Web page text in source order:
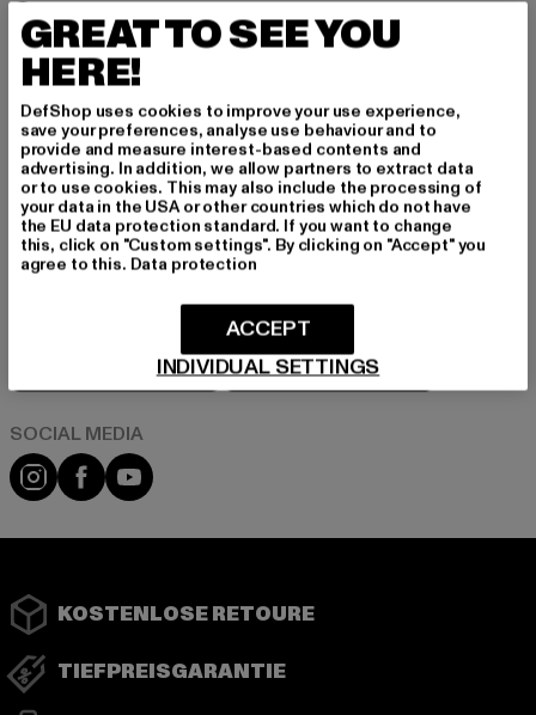
MÄNNER
FRAUEN
E-MAIL
ANMELDEN
Informationen dazu, wie DefShop mit Deinen Daten umgeht, findest Du
in unserer Datenschutzerklärung. Du kannst Dich jederzeit kostenfei
abmelden.Datenschutzerklärung lesen.
Instagram
FacebookYouTube
KOSTENLOSE RETOURE
TIEFPREISGARANTIE
GREAT TO SEE YOU
HERE!
DefShop uses cookies to improve your use experience,
save your preferences, analyse use behaviour and to
provide and measure interest-based contents and
advertising. In addition, we allow partners to extract data
or to use cookies. This may also include the processing of
your data in the USA or other countries which do not have
the EU data protection standard. If you want to change
this, click on "Custom settings". By clicking on "Accept" you
agree to this. Data protection
INDIVIDUAL SETTINGS
ACCEPT